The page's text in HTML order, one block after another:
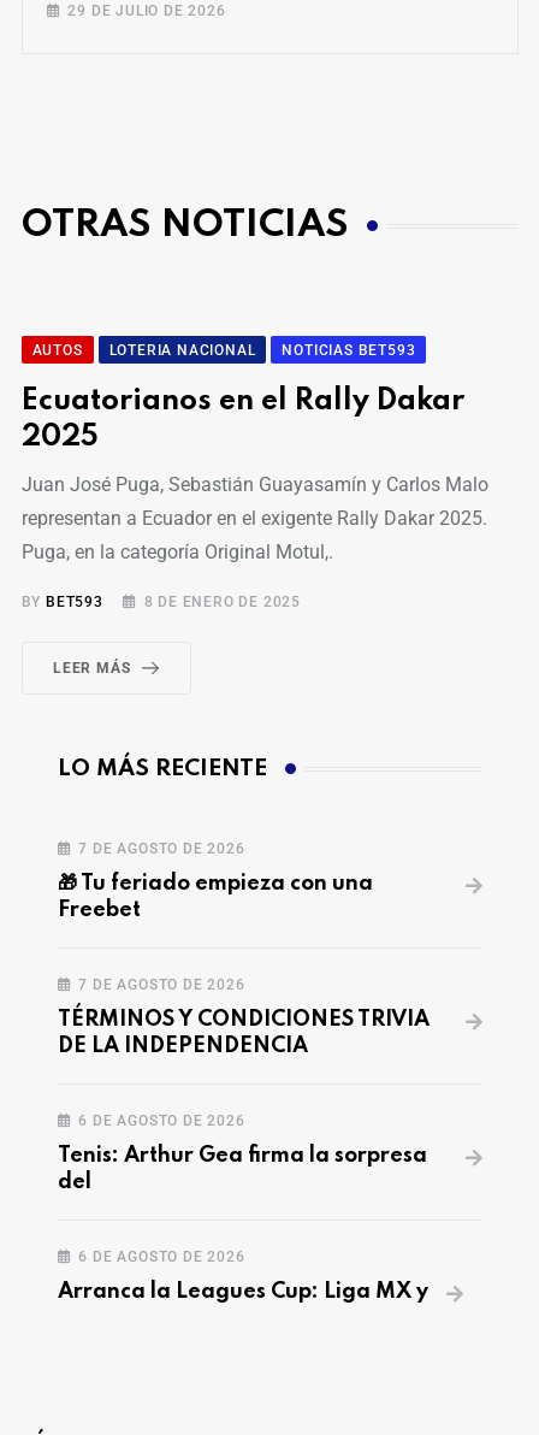
29 DE JULIO DE 2026
OTRAS NOTICIAS
AUTOS LOTERIA NACIONAL NOTICIAS BET593
Ecuatorianos en el Rally Dakar
2025
Juan José Puga, Sebastián Guayasamín y Carlos Malo
representan a Ecuador en el exigente Rally Dakar 2025.
Puga, en la categoría Original Motul,.
BY BET593 8 DE ENERO DE 2025
LEER MÁS
LO MÁS RECIENTE
7 DE AGOSTO DE 2026
🎁 Tu feriado empieza con una
Freebet
7 DE AGOSTO DE 2026
TÉRMINOS Y CONDICIONES TRIVIA
DE LA INDEPENDENCIA
6 DE AGOSTO DE 2026
Tenis: Arthur Gea firma la sorpresa
del
6 DE AGOSTO DE 2026
Arranca la Leagues Cup: Liga MX y